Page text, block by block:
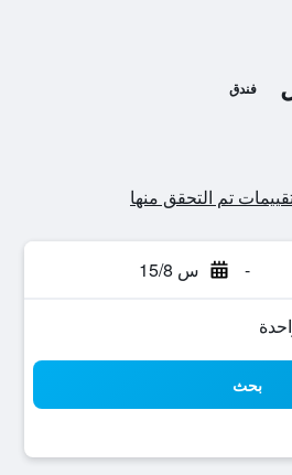
فندق
- س 15/8
بحث